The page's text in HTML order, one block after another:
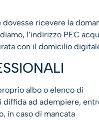
ricevere la
l’indirizzo PEC
con il domicilio
albo o elenco di
diffida ad adempiere,
in caso di mancata